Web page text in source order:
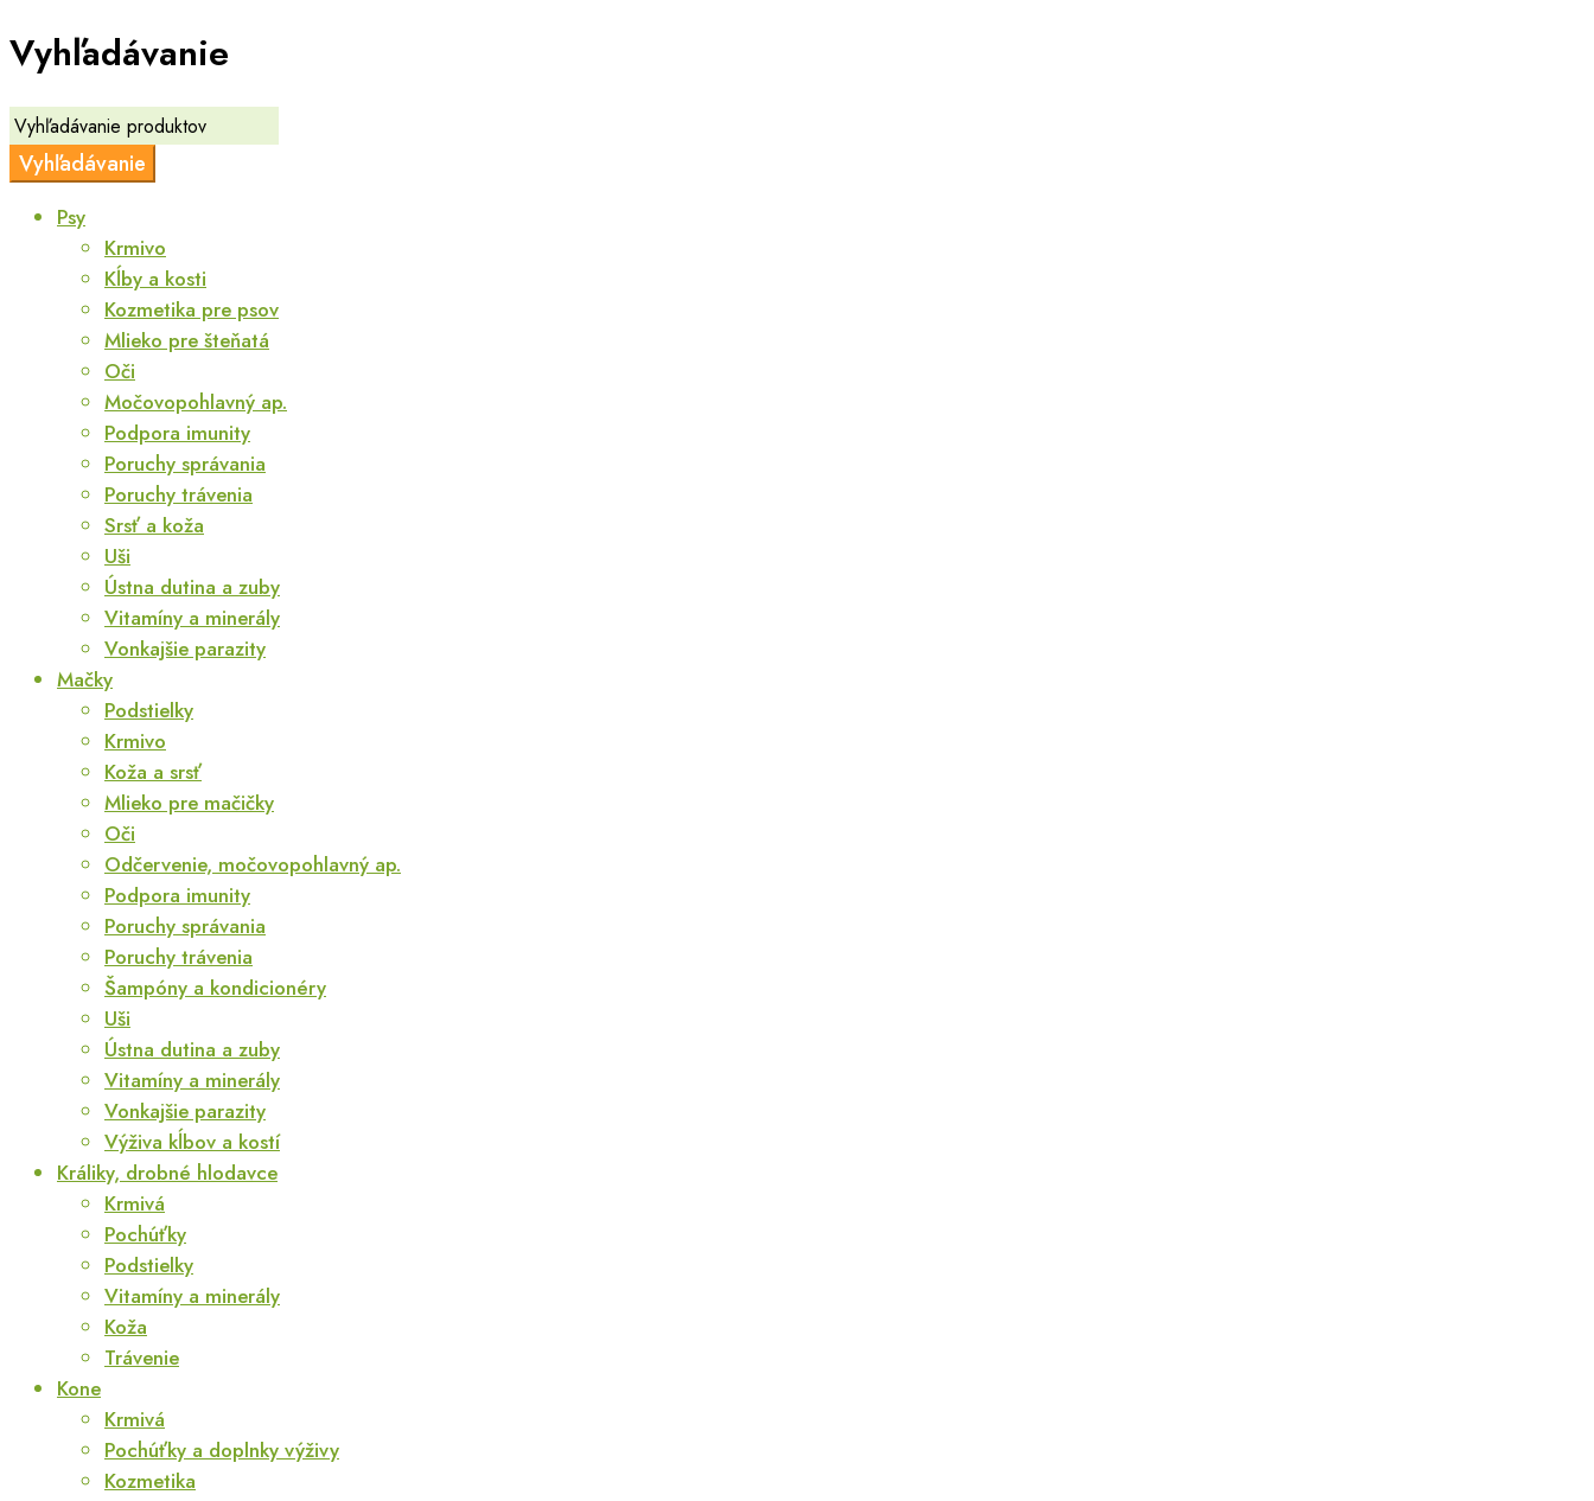
Vyhľadávanie
Psy
Krmivo
Kĺby a kosti
Kozmetika pre psov
Mlieko pre šteňatá
Oči
Močovopohlavný ap.
Podpora imunity
Poruchy správania
Poruchy trávenia
Srsť a koža
Uši
Ústna dutina a zuby
Vitamíny a minerály
Vonkajšie parazity
Mačky
Podstielky
Krmivo
Koža a srsť
Mlieko pre mačičky
Oči
Odčervenie, močovopohlavný ap.
Podpora imunity
Poruchy správania
Poruchy trávenia
Šampóny a kondicionéry
Uši
Ústna dutina a zuby
Vitamíny a minerály
Vonkajšie parazity
Výživa kĺbov a kostí
Králiky, drobné hlodavce
Krmivá
Pochúťky
Podstielky
Vitamíny a minerály
Koža
Trávenie
Kone
Krmivá
Pochúťky a doplnky výživy
Kozmetika